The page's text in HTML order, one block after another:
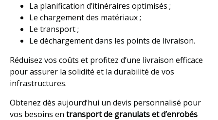
La planification d’itinéraires optimisés ;
Le chargement des matériaux ;
Le transport ;
Le déchargement dans les points de livraison.
Réduisez vos coûts et profitez d’une livraison efficace
pour assurer la solidité et la durabilité de vos
infrastructures.
Obtenez dès aujourd’hui un devis personnalisé pour
vos besoins en transport de granulats et d’enrobés